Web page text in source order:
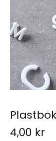
4,00 kr